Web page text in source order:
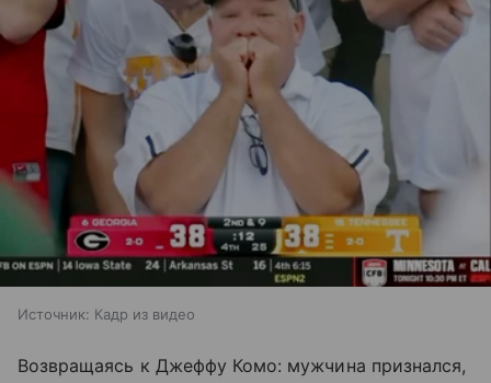
Источник: Кадр из видео
Возвращаясь к Джеффу Комо: мужчина признался,